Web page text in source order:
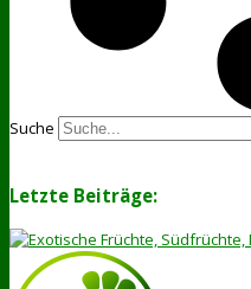
Suche
Letzte Beiträge: